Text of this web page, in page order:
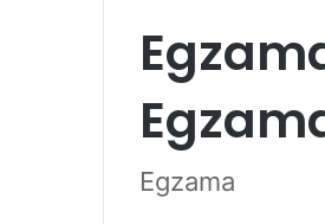
Egzama